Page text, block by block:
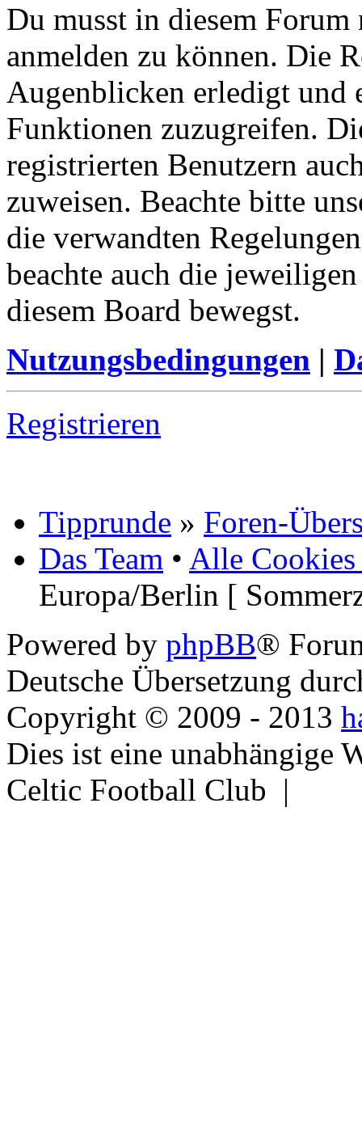
Du musst in diesem
anmelden zu können. Die
Augenblicken erledigt und
Funktionen zuzugreifen.
registrierten Benutzern
zuweisen. Beachte bitte
die verwandten
beachte auch die
diesem Board bewegst.
Nutzungsbedingungen |
Registrieren
Tipprunde » Foren-
Das Team • Alle Cookies
Europa/Berlin [
Powered by phpBB®
Deutsche Übersetzung
Copyright © 2009 - 2013
Dies ist eine unabhängige
Celtic Football Club |